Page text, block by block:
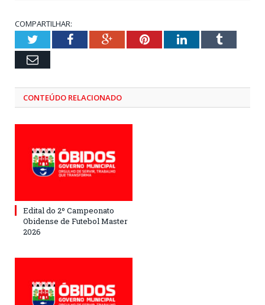
COMPARTILHAR:
TwitterFacebookGoogle+PinterestLinkedInTumblr
Email
CONTEÚDO RELACIONADO
Edital do 2º Campeonato
Obidense de Futebol Master
2026